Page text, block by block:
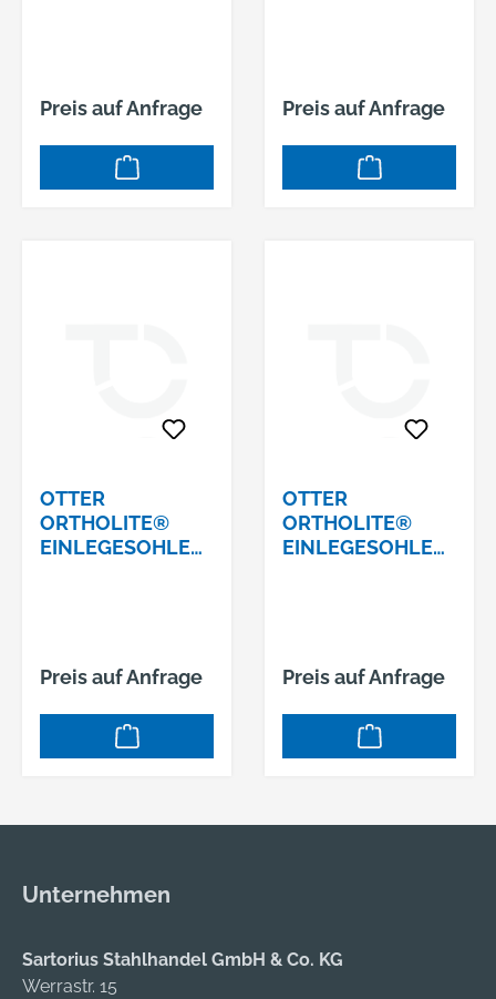
Preis auf Anfrage Preis auf Anfrage
OTTER
ORTHOLITE®
EINLEGESOHLE
Preis auf Anfrage
OTTER
ORTHOLITE®
EINLEGESOHLE
Preis auf Anfrage
Unternehmen
Sartorius Stahlhandel GmbH & Co. KG
Werrastr. 15